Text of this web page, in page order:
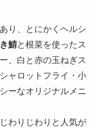
り、とにかくヘルシ
鯖と根菜を使ったス
、白と赤の玉ねぎス
ャロットフライ・小
ーなオリジナルメニ
わりじわりと人気が